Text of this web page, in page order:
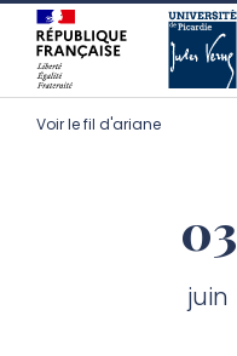
Aller à l’entête de page
Aller au menu principale
Aller au contenu principal
Aller à la recherche
Passer aux cookies
Aller au pied de page
Voir le fil d'ariane
03
juin